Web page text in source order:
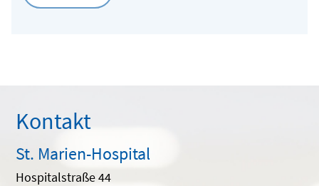
Kontakt
St. Marien-Hospital
Hospitalstraße 44